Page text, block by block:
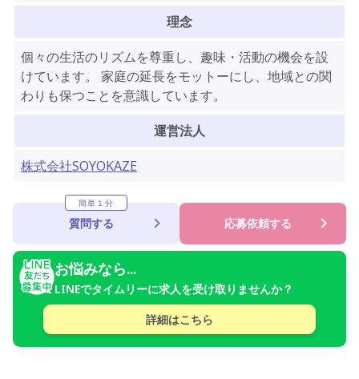
理念
個々の生活のリズムを尊重し、趣味・活動の機会を設
けています。 家庭の延長をモットーにし、地域との関
わりも保つことを意識しています。
運営法人
株式会社SOYOKAZE
簡単１分
質問する 応募依頼する
お悩みなら...
LINEでタイムリーに求人を受け取りませんか？
詳細はこちら